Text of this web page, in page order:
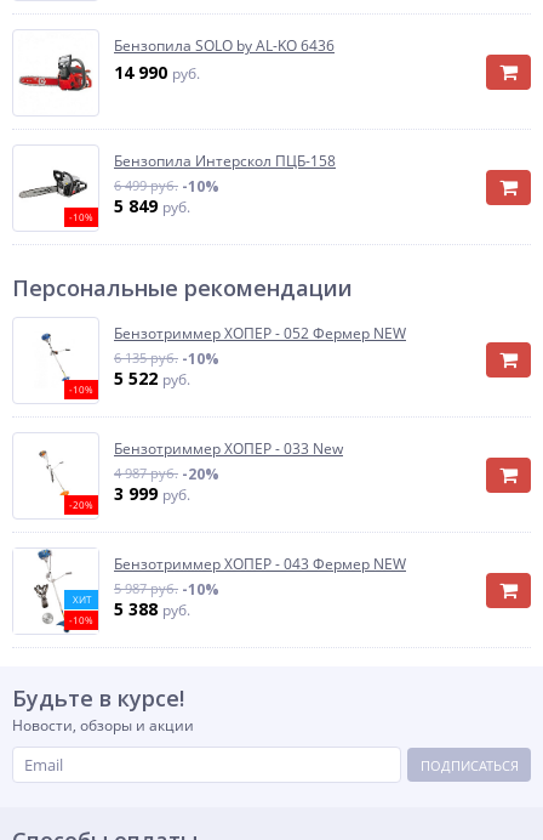
Бензопила SOLO by AL-KO 6436
14 990 руб.
-10%
Бензопила Интерскол ПЦБ-158
6 499 руб. -10%
5 849 руб.
Персональные рекомендации
-10%
Бензотриммер ХОПЕР - 052 Фермер NEW
6 135 руб. -10%
5 522 руб.
-20%
Бензотриммер ХОПЕР - 033 New
4 987 руб. -20%
3 999 руб.
ХИТ
-10%
Бензотриммер ХОПЕР - 043 Фермер NEW
5 987 руб. -10%
5 388 руб.
Будьте в курсе!
Новости, обзоры и акции
ПОДПИСАТЬСЯ